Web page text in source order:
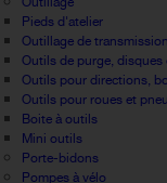
Pieds d'atelier
Outillage de
Outils de purge,
Outils pour directions,
Outils pour roues et
Boite à outils
Mini outils
Porte-bidons
Pompes à vélo